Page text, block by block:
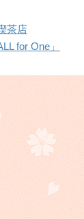
茶店
for One」